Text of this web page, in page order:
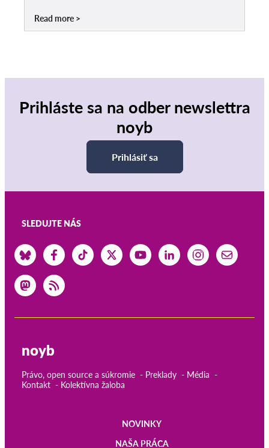
Read more
Prihláste sa na odber newslettra
noyb
Prihlásiť sa
SLEDUJTE NÁS
noyb
Právo, open source a súkromie Preklady
Média
Kontakt
Kolektívna žaloba
NOVINKY
NAŠA PRÁCA